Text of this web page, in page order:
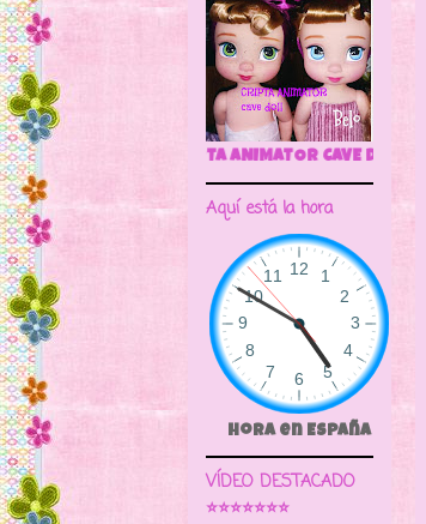
ANIMATOR CAVE DOLL
Aquí está la hora
Hora en España
VÍDEO DESTACADO
⭐⭐⭐⭐⭐⭐⭐